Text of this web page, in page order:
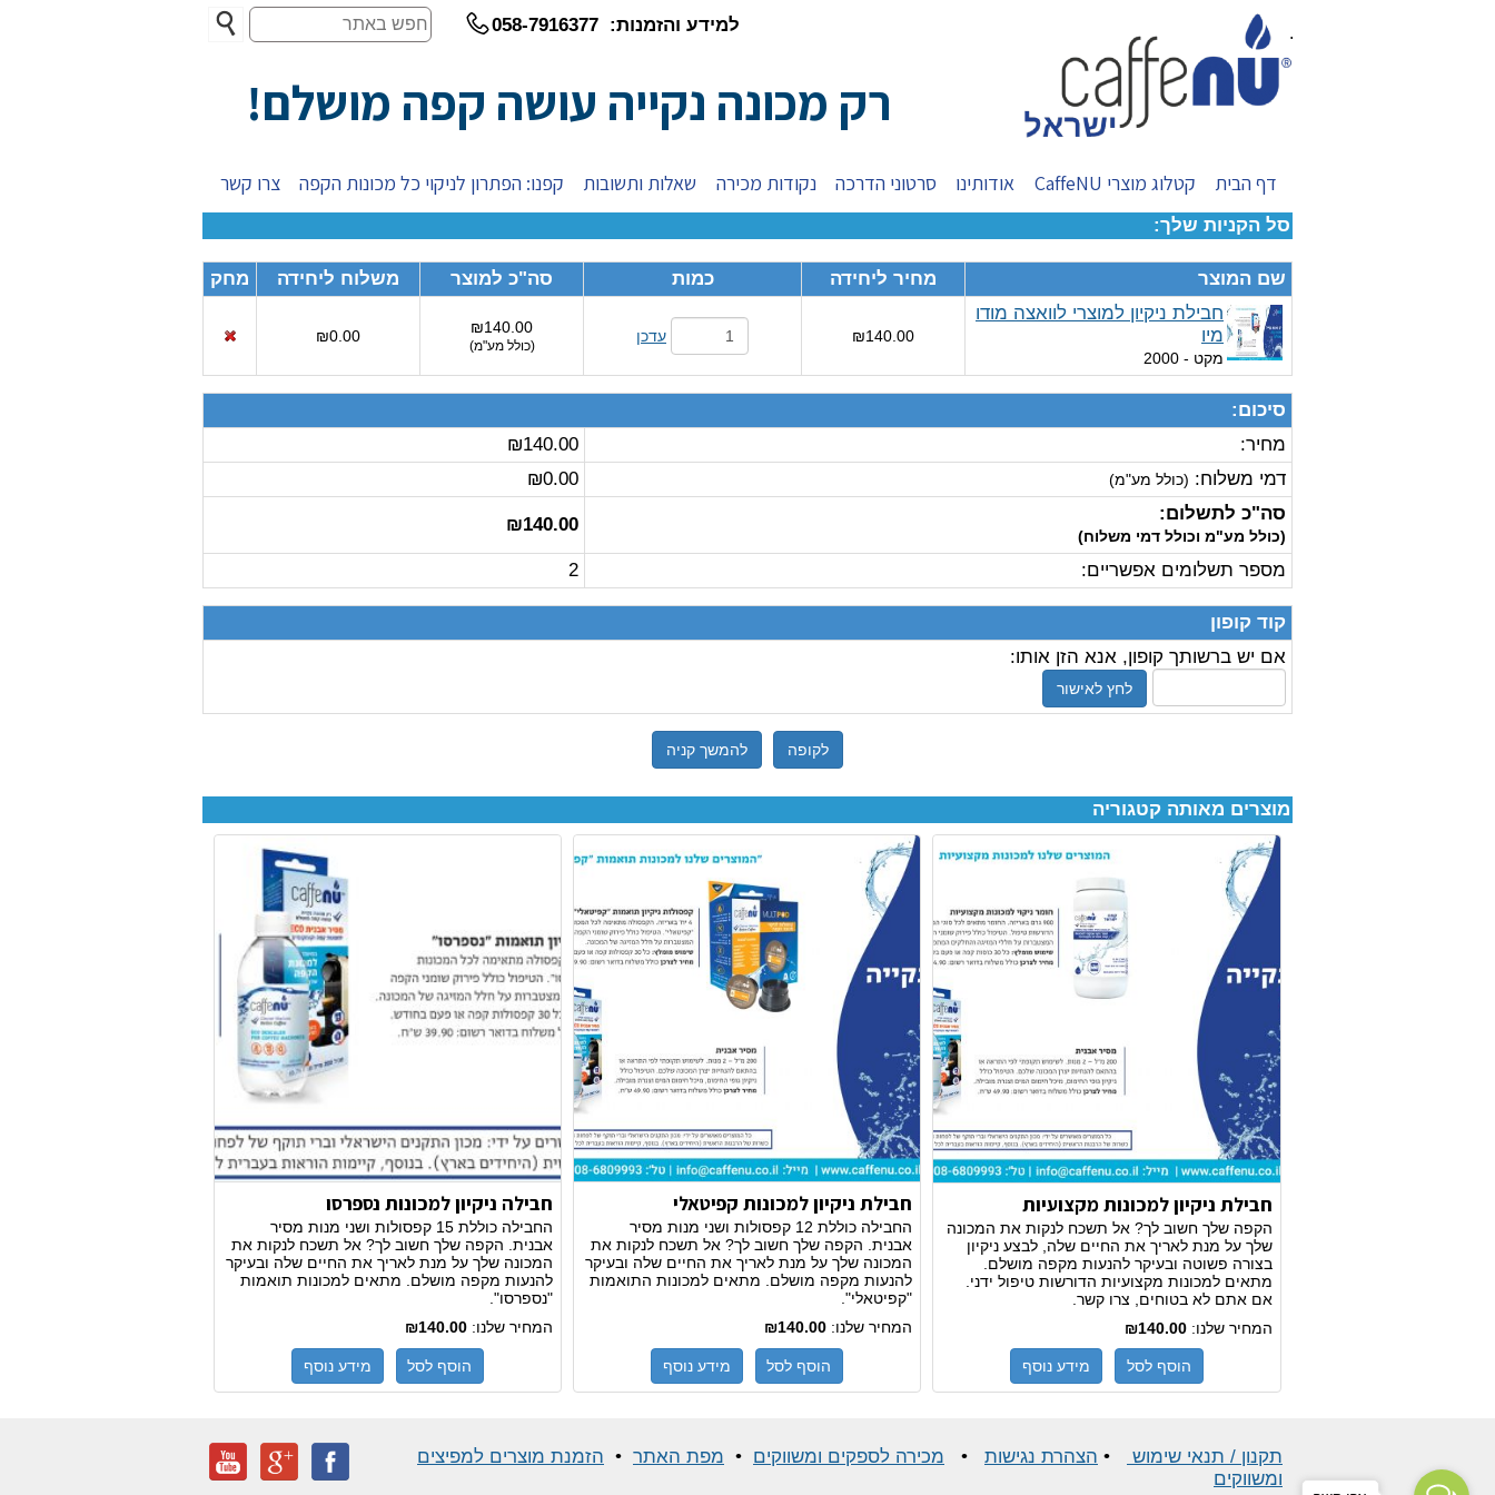
למידע והזמנות: 058-7916377 .
דף הבית קטלוג מוצרי CaffeNU אודותינו סרטוני הדרכה נקודות מכירה שאלות ותשובות קפנו: הפתרון לניקוי כל מכונות הקפה צרו קשר
חפש
באתר
רק מכונה נקייה עושה קפה מושלם!
סל הקניות שלך:
שם המוצר מחיר ליחידה כמות סה"כ למוצר משלוח ליחידה
מחק
חבילת ניקיון למוצרי לוואצה מודו
מיו
מקט - 2000
₪140.00 עדכן ₪140.00
(כולל מע"מ)
₪0.00
סיכום:
מחיר:
₪140.00
דמי משלוח: (כולל מע"מ)
₪0.00
סה"כ לתשלום:
(כולל מע"מ וכולל דמי משלוח)
₪140.00
מספר תשלומים אפשריים: 2
קוד קופון
אם יש ברשותך קופון, אנא הזן אותו:
לחץ לאישור
לקופה להמשך קניה
מוצרים מאותה קטגוריה
חבילת ניקיון למכונות מקצועיות
הקפה שלך חשוב לך? אל תשכח לנקות את המכונה
שלך על מנת לאריך את החיים שלה, לבצע ניקיון
בצורה פשוטה ובעיקר להנעות מקפה מושלם.
מתאים למכונות מקצועיות הדורשות טיפול ידני.
אם אתם לא בטוחים, צרו קשר.
המחיר שלנו: ₪140.00
הוסף לסל מידע נוסף
חבילת ניקיון למכונות קפיטאלי
החבילה כוללת 12 קפסולות ושני מנות מסיר
אבנית. הקפה שלך חשוב לך? אל תשכח לנקות את
המכונה שלך על מנת לאריך את החיים שלה ובעיקר
להנעות מקפה מושלם. מתאים למכונות התואמות
"קפיטאלי".
המחיר שלנו: ₪140.00
הוסף לסל מידע נוסף
חבילה ניקיון למכונות נספרסו
החבילה כוללת 15 קפסולות ושני מנות מסיר
אבנית. הקפה שלך חשוב לך? אל תשכח לנקות את
המכונה שלך על מנת לאריך את החיים שלה ובעיקר
להנעות מקפה מושלם. מתאים למכונות תואמות
"נספרסו".
המחיר שלנו: ₪140.00
הוסף לסל מידע נוסף
תקנון / תנאי שימוש • הצהרת נגישות • מכירה לספקים ומשווקים • מפת האתר • הזמנת מוצרים למפיצים
ומשווקים